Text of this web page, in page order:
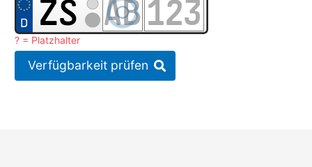
? = Platzhalter
Verfügbarkeit prüfen